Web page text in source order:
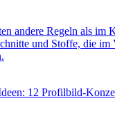
andere Regeln als im
und Stoffe, die